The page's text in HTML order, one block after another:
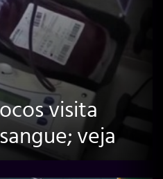
visita
veja